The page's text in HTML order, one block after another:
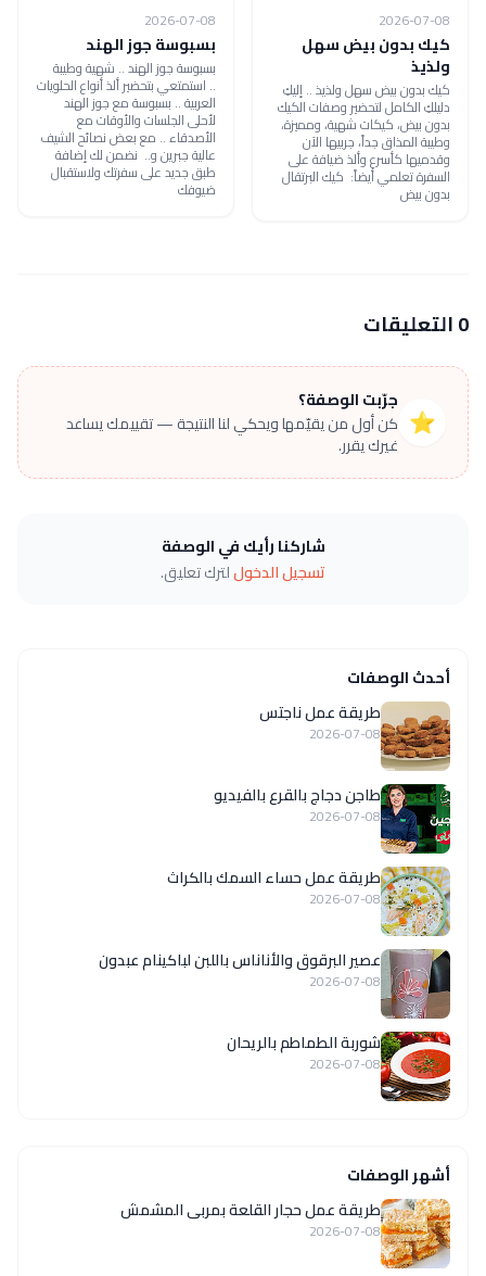
2026-07-08
كيك بدون بيض سهل
ولذيذ
كيك بدون بيض سهل ولذيذ .. إليكِ
دليلكِ الكامل لتحضير وصفات الكيك
بدون بيض، كيكات شهية، ومميزة،
وطيبة المذاق جداً، جربيها الآن
وقدميها كأسرع وألذ ضيافة على
السفرة تعلمي أيضاً: كيك البرتقال
بدون بيض
2026-07-08
بسبوسة جوز الهند
بسبوسة جوز الهند .. شهية وطيبة
.. استمتعي بتحضير ألذ أنواع الحلويات
العربية .. بسبوسة مع جوز الهند
لأحلى الجلسات والأوقات مع
الأصدقاء .. مع بعض نصائح الشيف
عالية جبرين و.. نضمن لك إضافة
طبق جديد على سفرتك ولاستقبال
ضيوفك
0 التعليقات
⭐
جرّبت الوصفة؟
كن أول من يقيّمها ويحكي لنا النتيجة — تقييمك يساعد
غيرك يقرر.
شاركنا رأيك في الوصفة
تسجيل الدخوللترك تعليق.
أحدث الوصفات
طريقة عمل ناجتس
2026-07-08
طاجن دجاج بالقرع بالفيديو
2026-07-08
طريقة عمل حساء السمك بالكراث
2026-07-08
عصير البرقوق والأناناس باللبن لباكينام عبدون
2026-07-08
شوربة الطماطم بالريحان
2026-07-08
أشهر الوصفات
طريقة عمل حجار القلعة بمربى المشمش
2026-07-08